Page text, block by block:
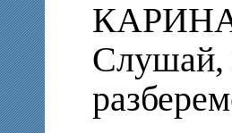
Слушай,